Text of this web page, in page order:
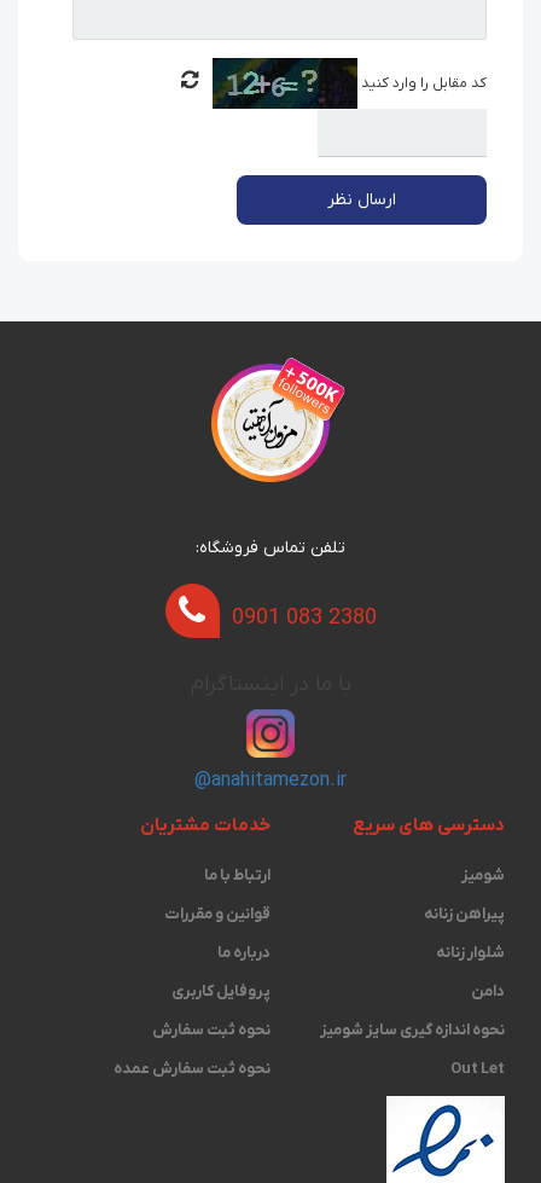
کد مقابل را وارد کنید
ارسال نظر
تلفن تماس فروشگاه:
0901 083 2380
@anahitamezon.ir
دسترسی های سریع
شومیز
پیراهن زنانه
شلوار زنانه
دامن
نحوه اندازه گیری ‫سایز شومیز
Out Let
خدمات مشتریان
ارتباط با ما
قوانین و مقررات
درباره ما
پروفایل کاربری
نحوه ثبت سفارش
نحوه ثبت سفارش عمده